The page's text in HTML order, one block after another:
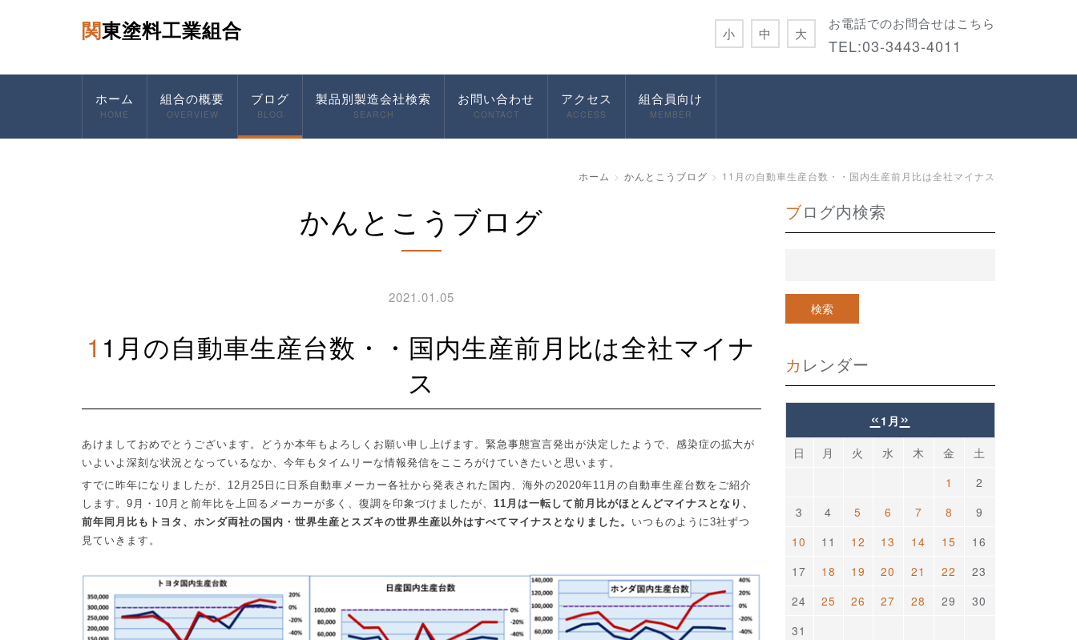
関東塗料工業組合 お電話でのお問合せはこちら
TEL:03-3443-4011
小 中 大
ホーム
HOME
組合の概要
OVERVIEW
ブログ
BLOG
製品別製造会社検索
SEARCH
お問い合わせ
CONTACT
アクセス
ACCESS
組合員向け
MEMBER
ホーム かんとこうブログ 11月の自動車生産台数・・国内生産前月比は全社マイナス
かんとこうブログ
2021.01.05
11月の自動車生産台数・・国内生産前月比は全社マイナ
ス
あけましておめでとうございます。どうか本年もよろしくお願い申し上げます。緊急事態宣言発出が決定したようで、感染症の拡大が
いよいよ深刻な状況となっているなか、今年もタイムリーな情報発信をこころがけていきたいと思います。
すでに昨年になりましたが、 12 月 25 日に日系自動車メーカー各社から発表された国内、海外の2020年11 月の自動車生産台数をご紹介
します。 9 月・ 10 月と前年比を上回るメーカーが多く、復調を印象づけましたが、 11 月は一転して前月比がほとんどマイナスとなり、
前年同月比もトヨタ、ホンダ両社の国内・世界生産とスズキの世界生産以外はすべてマイナスとなりました。 いつものように3社ずつ
見ていきます。
ブログ内検索
カレンダー
« 1月 »
日 月 火 水 木 金
土
1
2
3
4 5 6 7 8
9
10
11 12 13 14 15
16
17
18 19 20 21 22
23
24
25 26 27 28 29
30
31